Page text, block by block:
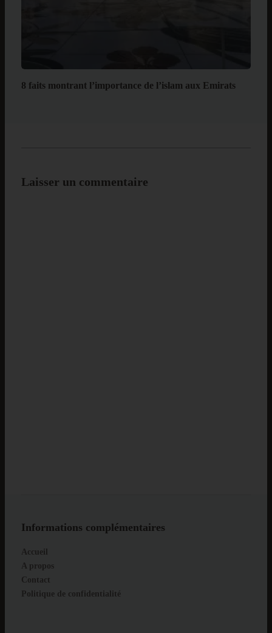
8 faits montrant l’importance de l’islam aux Emirats
Laisser un commentaire
Informations complémentaires
Accueil
A propos
Contact
Politique de confidentialité